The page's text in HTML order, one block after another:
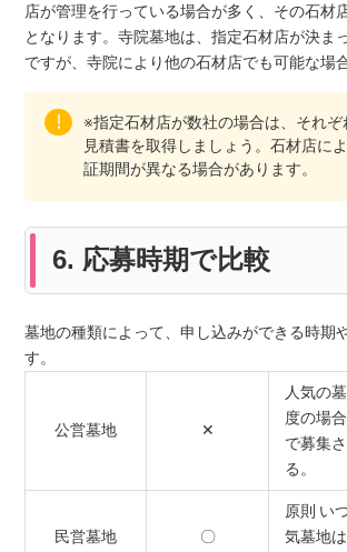
店が管理を行っている場合が多く、その石材
となります。寺院墓地は、指定石材店が決ま
ですが、寺院により他の石材店でも可能な場
※指定石材店が数社の場合は、それぞ
見積書を取得しましょう。石材店に
証期間が異なる場合があります。
6. 応募時期で比較
墓地の種類によって、申し込みができる時期
す。
公営墓地 ✕
人気の
度の場
で募集
る。
民営墓地 〇
原則 い
気墓地